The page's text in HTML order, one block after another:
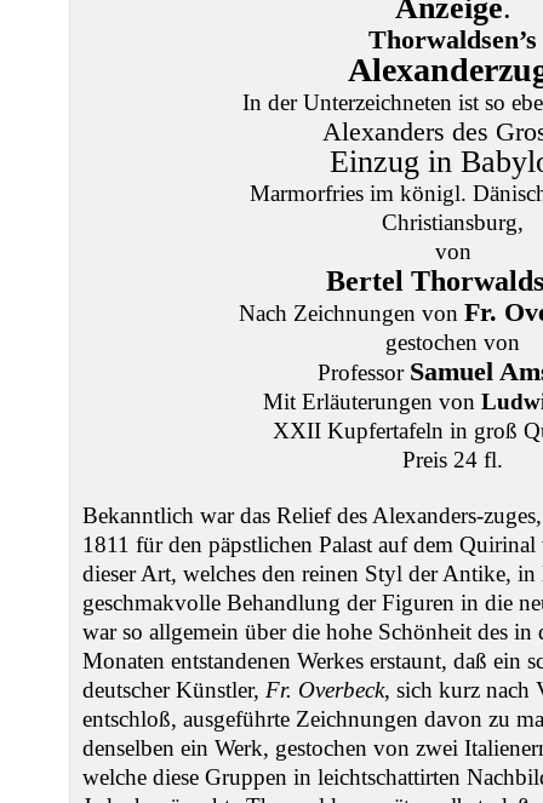
Anzeige.
Thorwaldsen’s
In der Unterzeichneten ist so
Alexanders des
Einzug in
Marmorfries im königl.
Christiansburg,
von
Bertel
Nach Zeichnungen von Fr.
gestochen von
Professor Samuel
Mit Erläuterungen von
XXII Kupfertafeln in groß
Preis 24 fl.
Bekanntlich war das Relief des Alexanders-
1811 für den päpstlichen Palast auf dem Quirinal
dieser Art, welches den reinen Styl der Antike,
geschmakvolle Behandlung der Figuren in die
war so allgemein über die hohe Schönheit des
Monaten entstandenen Werkes erstaunt, daß ein
deutscher Künstler, Fr. Overbeck, sich kurz nach
entschloß, ausgeführte Zeichnungen davon zu
denselben ein Werk, gestochen von zwei
welche diese Gruppen in leichtschattirten